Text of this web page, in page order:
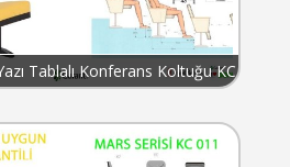
Tablalı Konferans Koltuğu KC